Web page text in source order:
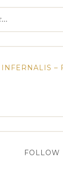
INFERNALIS –
FOLLOW